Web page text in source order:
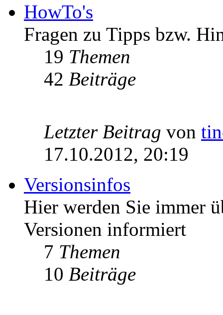
HowTo's
Fragen zu Tipps bzw.
19 Themen
42 Beiträge
Letzter Beitrag von
17.10.2012, 20:19
Versionsinfos
Hier werden Sie immer
Versionen informiert
7 Themen
10 Beiträge